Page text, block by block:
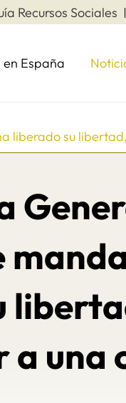
Recursos Sociales
España
liberado su
una